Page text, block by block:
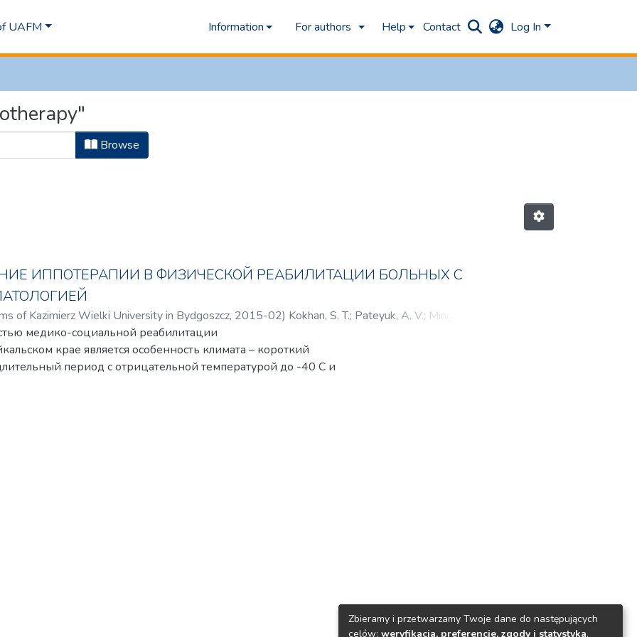
UAFM Information For authors Help Contact Log In
Browse
ИППОТЕРАПИИ В ФИЗИЧЕСКОЙ РЕАБИЛИТАЦИИ БОЛЬНЫХ С
of Kazimierz Wielki University in Bydgoszcz, 2015-02) Kokhan, S. T.; Pateyuk, A. V.; Mingalova,
медико-социальной реабилитации
крае является особенность климата – короткий
период с отрицательной температурой до -40 С и
использовать некоторые объекты зимой. Хотя
Zbieramy i przetwarzamy Twoje dane do następujących
celów: weryfikacja, preferencje, zgody i statystyka.